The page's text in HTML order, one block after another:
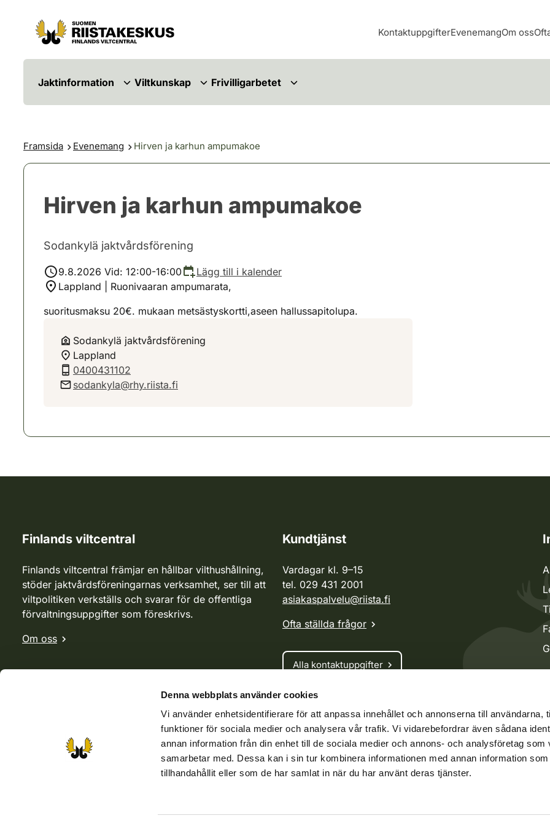
Denna webbplats använder cookies
Vi använder enhetsidentifierare för att anpassa innehållet och annonserna till användarna,
funktioner för sociala medier och analysera vår trafik. Vi vidarebefordrar även sådana
annan information från din enhet till de sociala medier och annons- och analysföretag som
samarbetar med. Dessa kan i sin tur kombinera informationen med annan information
tillhandahållit eller som de har samlat in när du har använt deras tjänster.
Hoppa till innehåll
Gå till webbplatskartan
KontaktuppgifterEvenemangOm oss
Jaktinformation Viltkunskap Frivilligarbetet
Framsida Evenemang Hirven ja karhun ampumakoe
Hirven ja karhun ampumakoe
Sodankylä jaktvårdsförening
9.8.2026 Vid: 12:00-16:00
Lägg till i kalender
Lappland | Ruonivaaran ampumarata,
suoritusmaksu 20€. mukaan metsästyskortti,aseen hallussapitolupa.
Sodankylä jaktvårdsförening
Lappland
0400431102
sodankyla@rhy.riista.fi
Finlands viltcentral
Finlands viltcentral främjar en hållbar vilthushållning,
stöder jaktvårdsföreningarnas verksamhet, ser till att
viltpolitiken verkställs och svarar för de offentliga
förvaltningsuppgifter som föreskrivs.
Om oss
Kundtjänst
Vardagar kl. 9–15
tel. 029 431 2001
asiakaspalvelu@riista.fi
Ofta ställda frågor
Alla kontaktuppgifter
Jaktkort
Oma riista -tjänsten
Ansökan om licenser och dispenser